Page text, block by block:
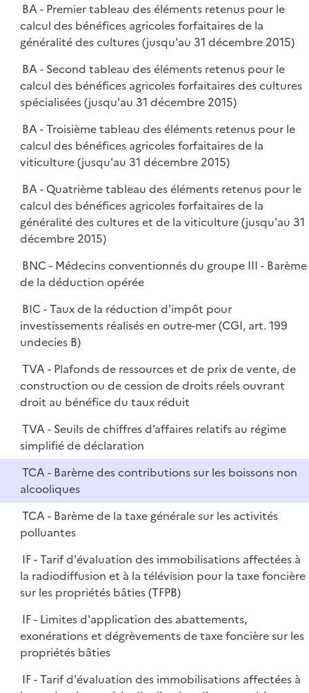
BA - Premier tableau des éléments retenus pour le
calcul des bénéfices agricoles forfaitaires de la
généralité des cultures (jusqu'au 31 décembre 2015)
BA - Second tableau des éléments retenus pour le
calcul des bénéfices agricoles forfaitaires des cultures
spécialisées (jusqu'au 31 décembre 2015)
BA - Troisième tableau des éléments retenus pour le
calcul des bénéfices agricoles forfaitaires de la
viticulture (jusqu'au 31 décembre 2015)
BA - Quatrième tableau des éléments retenus pour le
calcul des bénéfices agricoles forfaitaires de la
généralité des cultures et de la viticulture (jusqu'au 31
décembre 2015)
BNC - Médecins conventionnés du groupe III - Barème
de la déduction opérée
BIC - Taux de la réduction d'impôt pour
investissements réalisés en outre-mer (CGI, art. 199
undecies B)
TVA - Plafonds de ressources et de prix de vente, de
construction ou de cession de droits réels ouvrant
droit au bénéfice du taux réduit
TVA - Seuils de chiffres d’affaires relatifs au régime
simplifié de déclaration
TCA - Barème des contributions sur les boissons non
alcooliques
TCA - Barème de la taxe générale sur les activités
polluantes
IF - Tarif d'évaluation des immobilisations affectées à
la radiodiffusion et à la télévision pour la taxe foncière
sur les propriétés bâties (TFPB)
IF - Limites d'application des abattements,
exonérations et dégrèvements de taxe foncière sur les
propriétés bâties
IF - Tarif d'évaluation des immobilisations affectées à